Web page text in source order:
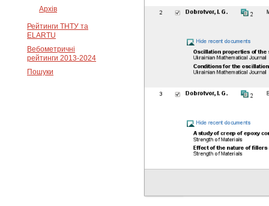
Архів
Рейтинги ТНТУ та
ELARTU
Вебометричні
рейтинги 2013-2024
Пошуки